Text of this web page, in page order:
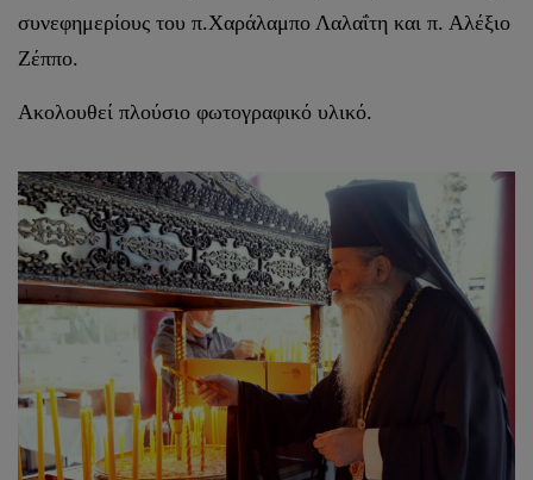
συνεφημερίους του π.Χαράλαμπο Λαλαΐτη και π. Αλέξιο
Ζέππο.
Ακολουθεί πλούσιο φωτογραφικό υλικό.